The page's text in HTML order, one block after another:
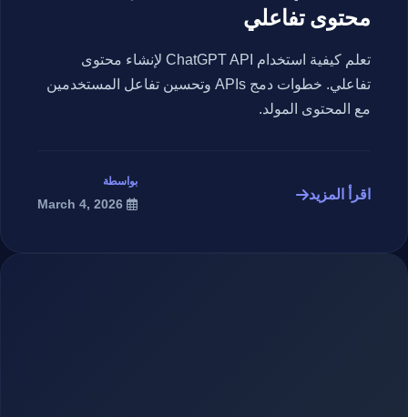
محتوى تفاعلي
تعلم كيفية استخدام ChatGPT API لإنشاء محتوى
تفاعلي. خطوات دمج APIs وتحسين تفاعل المستخدمين
مع المحتوى المولد.
اقرأ المزيد
بواسطة
March 4, 2026